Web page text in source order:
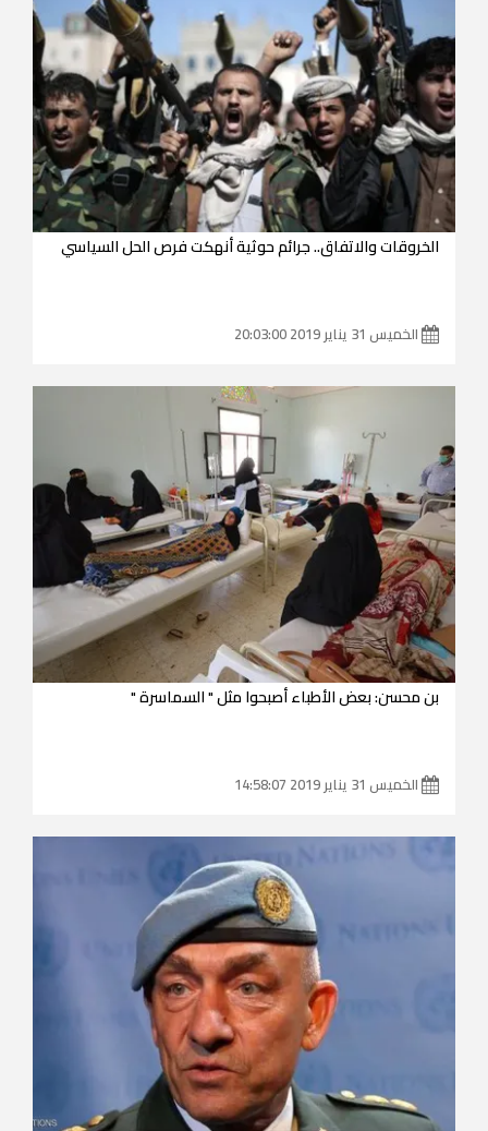
الخروقات والاتفاق.. جرائم حوثية أنهكت فرص الحل السياسي
الخميس 31 يناير 2019 20:03:00
بن محسن: بعض الأطباء أصبحوا مثل " السماسرة "
الخميس 31 يناير 2019 14:58:07